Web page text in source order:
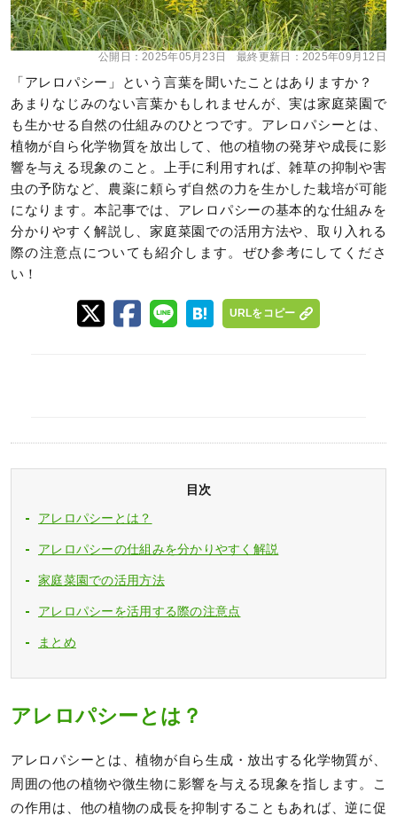
公開日：2025年05月23日 最終更新日： 2025年09月12日
「アレロパシー」という言葉を聞いたことはありますか？
あまりなじみのない言葉かもしれませんが、実は家庭菜園で
も生かせる自然の仕組みのひとつです。アレロパシーとは、
植物が自ら化学物質を放出して、他の植物の発芽や成長に影
響を与える現象のこと。上手に利用すれば、雑草の抑制や害
虫の予防など、農薬に頼らず自然の力を生かした栽培が可能
になります。本記事では、アレロパシーの基本的な仕組みを
分かりやすく解説し、家庭菜園での活用方法や、取り入れる
際の注意点についても紹介します。ぜひ参考にしてくださ
い！
URLをコピー
目次
アレロパシーとは？
アレロパシーの仕組みを分かりやすく解説
家庭菜園での活用方法
アレロパシーを活用する際の注意点
まとめ
アレロパシーとは？
アレロパシーとは、植物が自ら生成・放出する化学物質が、
周囲の他の植物や微生物に影響を与える現象を指します。こ
の作用は、他の植物の成長を抑制することもあれば、逆に促